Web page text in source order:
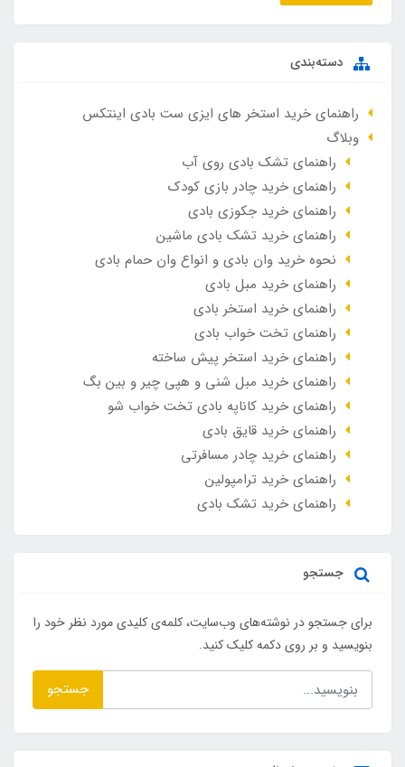
دسته‌بندی
راهنمای خرید استخر های ایزی ست بادی اینتکس
وبلاگ
راهنمای تشک بادی روی آب
راهنمای خرید چادر بازی کودک
راهنمای خرید جکوزی بادی
راهنمای خرید تشک بادی ماشین
نحوه خرید وان بادی و انواع وان حمام بادی
راهنمای خرید مبل بادی
راهنمای خرید استخر بادی
راهنمای تخت خواب بادی
راهنمای خرید استخر پیش ساخته
راهنمای خرید مبل شنی و هپی چیر و بین بگ
راهنمای خرید کاناپه بادی تخت خواب شو
راهنمای خرید قایق بادی
راهنمای خرید چادر مسافرتی
راهنمای خرید ترامپولین
راهنمای خرید تشک بادی
جستجو
برای جستجو در نوشته‌های وب‌سایت، کلمه‌ی کلیدی مورد نظر خود را
بنویسید و بر روی دکمه کلیک کنید.
جستجو